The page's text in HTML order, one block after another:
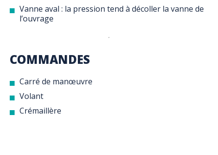
Vanne aval : la pression tend à décoller la vanne de
l’ouvrage
COMMANDES
Carré de manœuvre
Volant
Crémaillère